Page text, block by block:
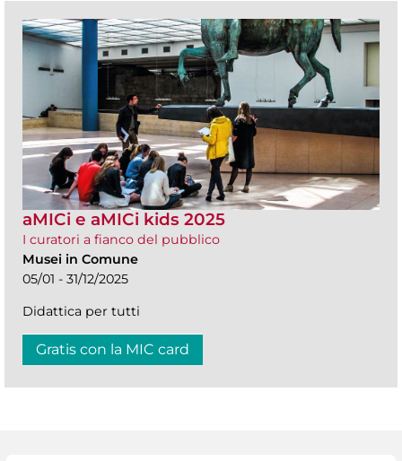
aMICi e aMICi kids 2025
I curatori a fianco del pubblico
Musei in Comune
05/01 - 31/12/2025
Didattica per tutti
Gratis con la MIC card